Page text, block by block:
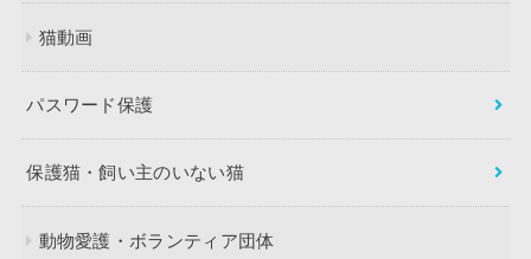
猫動画
パスワード保護
保護猫・飼い主のいない猫
動物愛護・ボランティア団体